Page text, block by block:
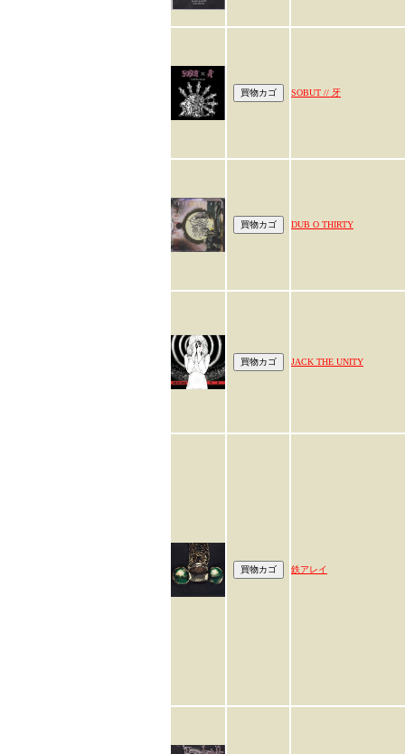
SOBUT // 牙
DUB O THIRTY
JACK THE UNITY
鉄アレイ